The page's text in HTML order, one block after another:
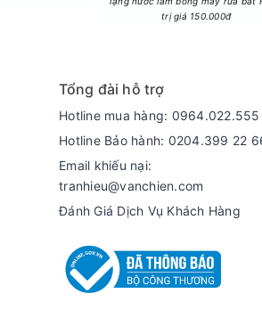
kiểm soát vùng sáng - tối một
vùng tối vẫn hiện lên rõ nét, không bị
nhiều ánh sáng tự nhiên, đảm bảo hình
trị giá 150.000đ
Tổng đài hỗ trợ
Hotline mua hàng: 0964.022.555
Hotline Bảo hành: 0204.399 22
Email khiếu nại:
tranhieu@vanchien.com
Đánh Giá Dịch Vụ Khách Hàng